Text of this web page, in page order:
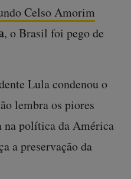
Celso Amorim
, o Brasil foi pego de
Lula condenou o
lembra os piores
na política da América
a preservação da